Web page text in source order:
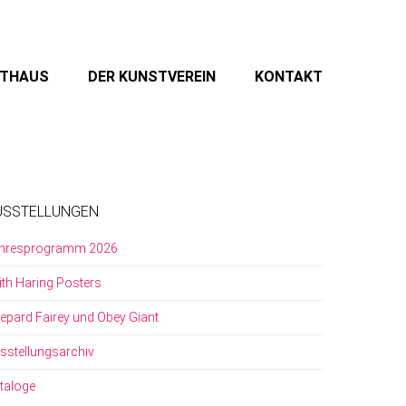
DER KUNSTVEREIN KONTAKT
2026
Haring Posters
Fairey und Obey Giant